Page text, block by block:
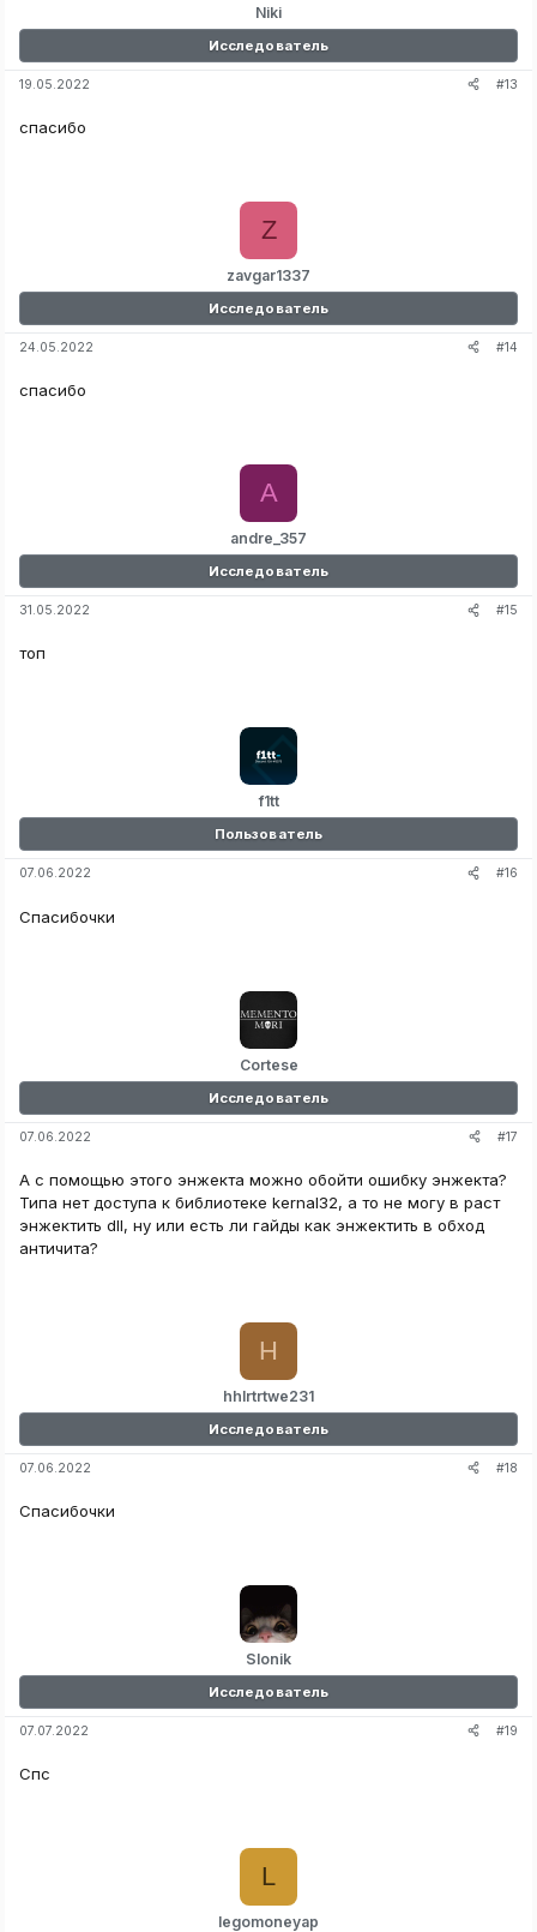
Niki
Исследователь
19.05.2022 #13
спасибо
zavgar1337
Z
Исследователь
24.05.2022 #14
спасибо
andre_357
A
Исследователь
31.05.2022 #15
топ
f1tt
Пользователь
07.06.2022 #16
Спасибочки
Cortese
Исследователь
07.06.2022 #17
А с помощью этого энжекта можно обойти ошибку энжекта?
Типа нет доступа к библиотеке kernal32, а то не могу в раст
энжектить dll, ну или есть ли гайды как энжектить в обход
античита?
hhlrtrtwe231
H
Исследователь
07.06.2022 #18
Спасибочки
Slonik
Исследователь
07.07.2022 #19
Спс
legomoneyap
L